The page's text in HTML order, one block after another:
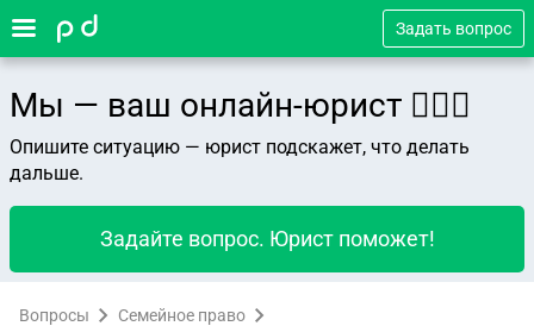
Задать вопрос
Мы — ваш онлайн-юрист 👨🏻‍⚖️
Опишите ситуацию — юрист подскажет, что делать
дальше.
Задайте вопрос. Юрист поможет!
Вопросы Семейное право